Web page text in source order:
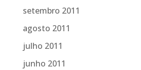
setembro 2011
agosto 2011
julho 2011
junho 2011